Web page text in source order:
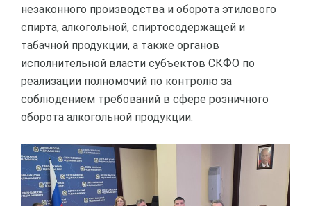
незаконного производства и оборота этилового
спирта, алкогольной, спиртосодержащей и
табачной продукции, а также органов
исполнительной власти субъектов СКФО по
реализации полномочий по контролю за
соблюдением требований в сфере розничного
оборота алкогольной продукции.